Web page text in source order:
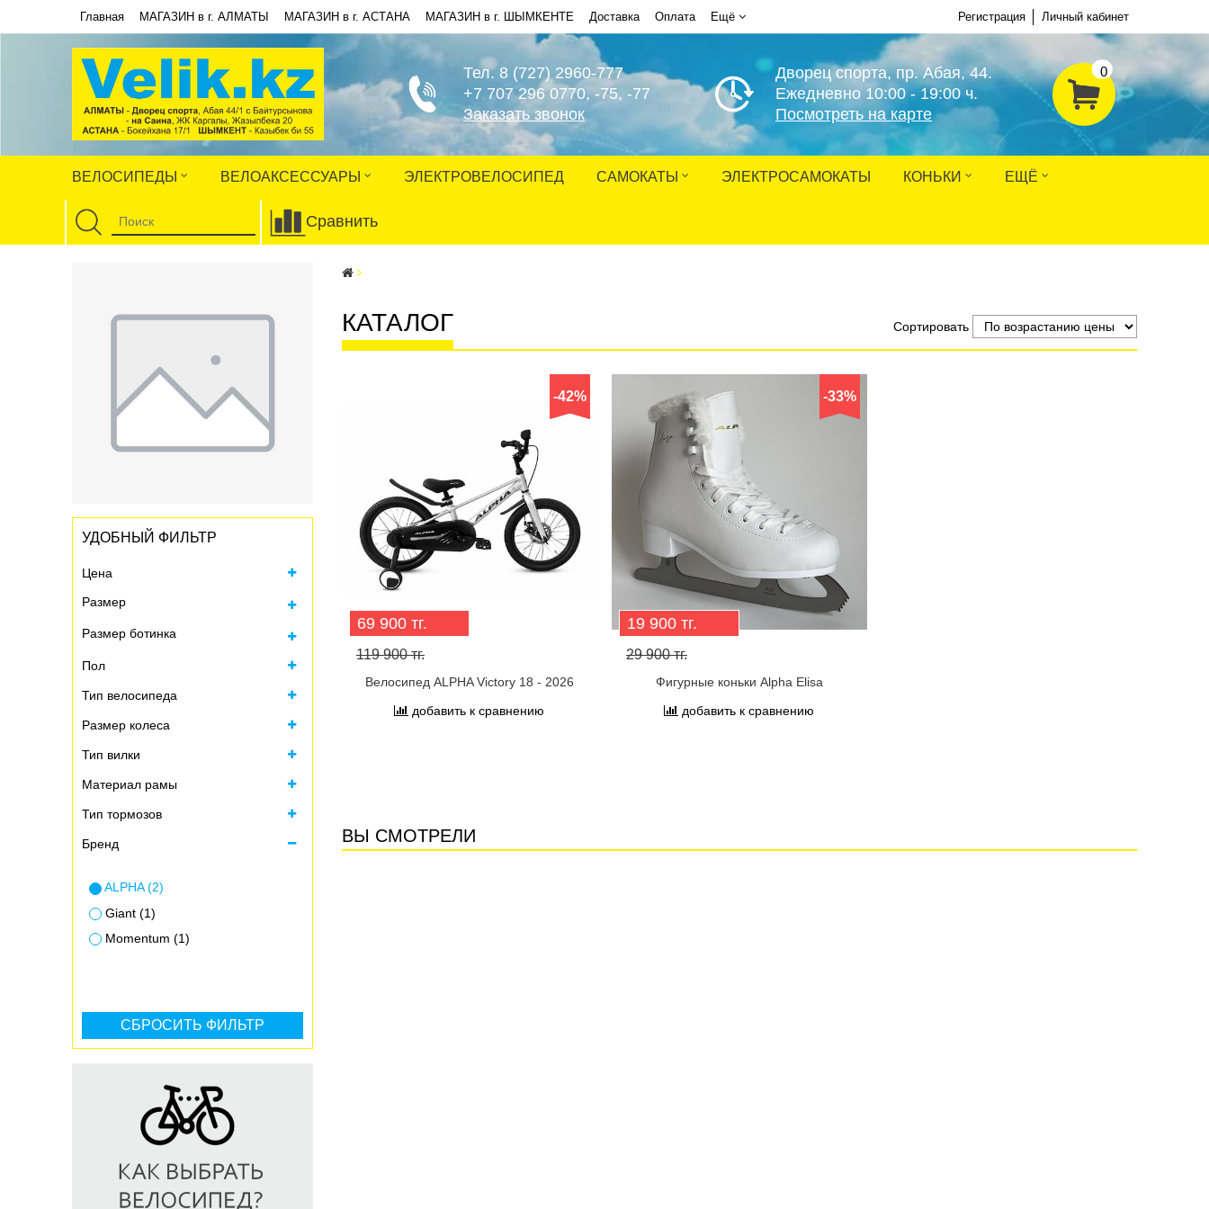
Главная МАГАЗИН в г. АЛМАТЫ МАГАЗИН в г. АСТАНА МАГАЗИН в г. ШЫМКЕНТЕ Доставка Оплата Ещё Регистрация Личный кабинет
Тел. 8 (727) 2960-777
+7 707 296 0770, -75, -77
Заказать звонок
Дворец спорта, пр. Абая, 44.
Ежедневно 10:00 - 19:00 ч.
Посмотреть на карте
0
ВЕЛОСИПЕДЫ ВЕЛОАКСЕССУАРЫ ЭЛЕКТРОВЕЛОСИПЕД САМОКАТЫ ЭЛЕКТРОСАМОКАТЫ КОНЬКИ ЕЩЁ
Сравнить
УДОБНЫЙ ФИЛЬТР
Цена
Размер
Все
Размер ботинка
Все
Пол
Тип велосипеда
Размер колеса
Тип вилки
Материал рамы
Тип тормозов
Бренд
ALPHA (2)
Giant (1)
Momentum (1)
КАТАЛОГ Сортировать
-42%
69 900 тг.
119 900 тг.
Велосипед ALPHA Victory 18 - 2026
добавить к сравнению
-33%
19 900 тг.
29 900 тг.
Фигурные коньки Alpha Elisa
добавить к сравнению
ВЫ СМОТРЕЛИ